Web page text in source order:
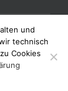
und
technisch
Cookies